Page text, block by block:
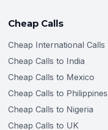
Cheap Calls
Cheap International Calls
Cheap Calls to India
Cheap Calls to Mexico
Cheap Calls to Philippines
Cheap Calls to Nigeria
Cheap Calls to UK